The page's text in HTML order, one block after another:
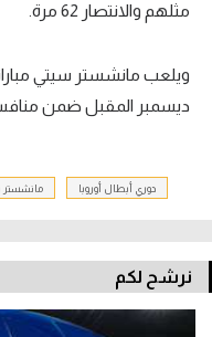
مثلهم والانتصار 62 مرة.
ديسمبر المقبل ضمن
دوري أبطال أوروبا مانشستر
نرشح لكم